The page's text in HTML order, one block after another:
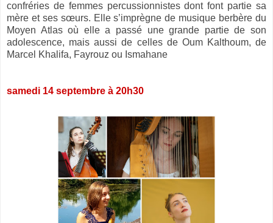
confréries de femmes percussionnistes dont font partie sa
mère et ses sœurs. Elle s’imprègne de musique berbère du
Moyen Atlas où elle a passé une grande partie de son
adolescence, mais aussi de celles de Oum Kalthoum, de
Marcel Khalifa, Fayrouz ou Ismahane
samedi 14 septembre à 20h30